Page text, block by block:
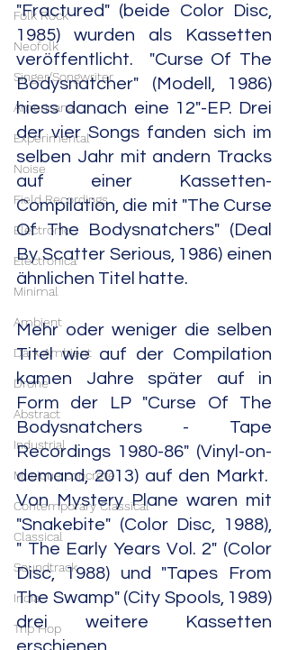
Folk Rock
Neofolk
Singer/Songwriter
Americana
Experimental
Noise
Field Recordings
Electronic
Electronica
Minimal
Ambient
Dark Ambient
Drone
Abstract
Industrial
Musique concrète
Contemporary Classical
Classical
Soundtrack
India
Trip Hop
"Fractured" (beide Color Disc,
1985) wurden als Kassetten
veröffentlicht.  "Curse Of The
Bodysnatcher" (Modell, 1986)
hiess danach eine 12"-EP. Drei
der vier Songs fanden sich im
selben Jahr mit andern Tracks
auf einer Kassetten-
Compilation, die mit "The Curse
Of The Bodysnatchers" (Deal
By Scatter Serious, 1986) einen
ähnlichen Titel hatte.
Mehr oder weniger die selben
Titel wie auf der Compilation
kamen Jahre später auf in
Form der LP "Curse Of The
Bodysnatchers - Tape
Recordings 1980-86" (Vinyl-on-
demand, 2013) auf den Markt.
Von Mystery Plane waren mit
"Snakebite" (Color Disc, 1988),
" The Early Years Vol. 2" (Color
Disc, 1988) und "Tapes From
The Swamp" (City Spools, 1989)
drei weitere Kassetten
erschienen.